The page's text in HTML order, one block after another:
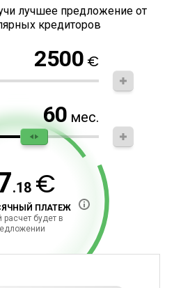
лучшее предложение от
кредиторов
2500 €
60 мес.
.18 €
ПЛАТЕЖ
расчет будет в